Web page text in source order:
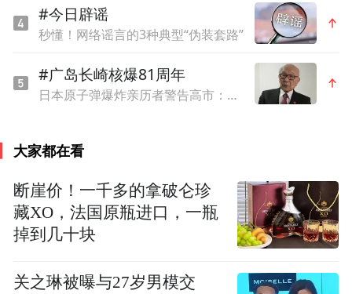
#今日辟谣
秒懂！网络谣言的3种典型“伪装套路”
#广岛长崎核爆81周年
日本原子弹爆炸亲历者警告高市：想通过战争成为大国，这种想法本身就是错误的
大家都在看
断崖价！一千多的拿破仑珍
藏XO，法国原瓶进口，一瓶
掉到几十块
关之琳被曝与27岁男模交